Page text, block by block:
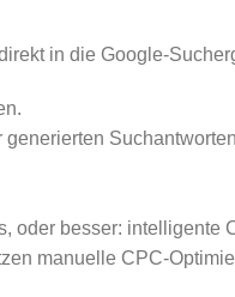
in die Google-
besser:
manuelle CPC-